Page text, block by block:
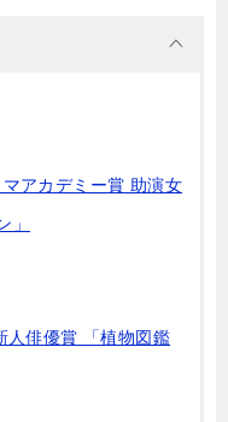
アカデミー賞 助演女
」
人俳優賞 「植物図鑑